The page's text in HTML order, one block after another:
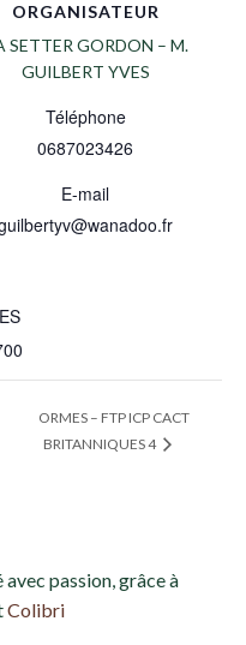
ORGANISATEUR
SETTER GORDON – M.
GUILBERT YVES
Téléphone
0687023426
E-mail
ORMES – FTP ICP CACT
BRITANNIQUES 4
passion, grâce à
Colibri